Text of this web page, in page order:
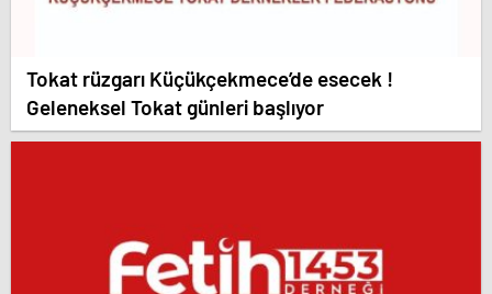
Tokat rüzgarı Küçükçekmece’de esecek !
Geleneksel Tokat günleri başlıyor